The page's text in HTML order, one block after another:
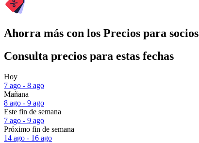
Ahorra más con los Precios para socios
Consulta precios para estas fechas
Hoy
7 ago - 8 ago
Mañana
8 ago - 9 ago
Este fin de semana
7 ago - 9 ago
Próximo fin de semana
14 ago - 16 ago